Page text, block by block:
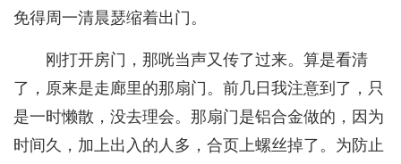
免得周一清晨瑟缩着出门。
刚打开房门，那咣当声又传了过来。算是看清
了，原来是走廊里的那扇门。前几日我注意到了，只
是一时懒散，没去理会。那扇门是铝合金做的，因为
时间久，加上出入的人多，合页上螺丝掉了。为防止